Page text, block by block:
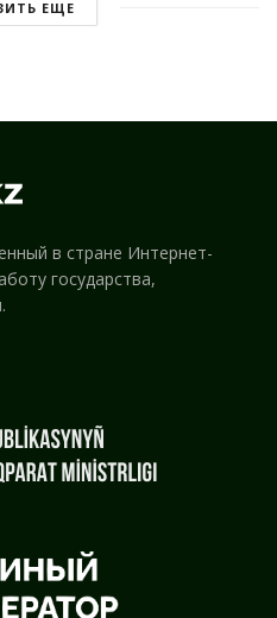
ЕЩЕ
в стране Интернет-
государства,